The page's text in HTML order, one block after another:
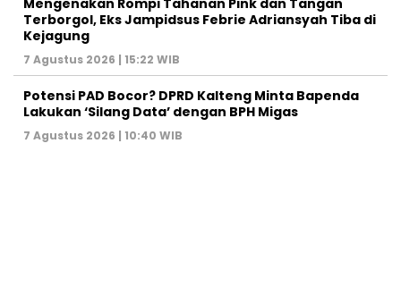
Mengenakan Rompi Tahanan Pink dan Tangan
Terborgol, Eks Jampidsus Febrie Adriansyah Tiba di
Kejagung
7 Agustus 2026 | 15:22 WIB
Potensi PAD Bocor? DPRD Kalteng Minta Bapenda
Lakukan ‘Silang Data’ dengan BPH Migas
7 Agustus 2026 | 10:40 WIB